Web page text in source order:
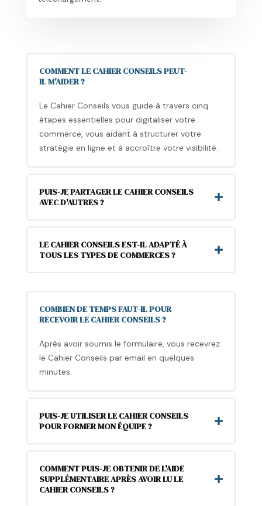
COMMENT LE CAHIER CONSEILS PEUT-
IL M'AIDER ?
Le Cahier Conseils vous guide à travers cinq
étapes essentielles pour digitaliser votre
commerce, vous aidant à structurer votre
stratégie en ligne et à accroître votre visibilité.
PUIS-JE PARTAGER LE CAHIER CONSEILS
AVEC D'AUTRES ?
LE CAHIER CONSEILS EST-IL ADAPTÉ À
TOUS LES TYPES DE COMMERCES ?
COMBIEN DE TEMPS FAUT-IL POUR
RECEVOIR LE CAHIER CONSEILS ?
Après avoir soumis le formulaire, vous recevrez
le Cahier Conseils par email en quelques
minutes.
PUIS-JE UTILISER LE CAHIER CONSEILS
POUR FORMER MON ÉQUIPE ?
COMMENT PUIS-JE OBTENIR DE L'AIDE
SUPPLÉMENTAIRE APRÈS AVOIR LU LE
CAHIER CONSEILS ?